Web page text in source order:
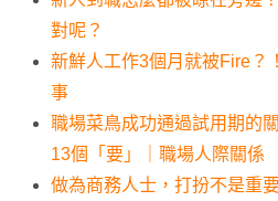
對呢？
新鮮人工作3個月就被Fire？
事
職場菜鳥成功通過試用期的
13個「要」｜職場人際關係
做為商務人士，打扮不是重